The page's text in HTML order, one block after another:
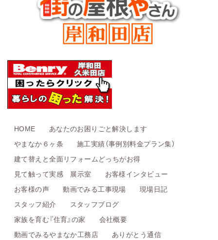
HOME
あなたのお困りごと解決します
やまなか６ヶ条
施工実績（事例別料金プラン集）
建て替えと全面リフォームどっちがお得
見て触って実感 展示室
お客様インタビュー
お客様の声
動画でみる工事現場
現場日記
スタッフ紹介
スタッフブログ
家族を育む『住育』の家
会社概要
動画でみるやまなか工務店
ありがとう通信